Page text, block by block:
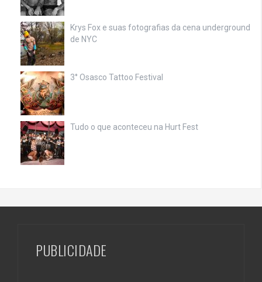
Krys Fox e suas fotografias da cena underground
de NYC
3° Osasco Tattoo Festival
Tudo o que aconteceu na Hurt Fest
PUBLICIDADE